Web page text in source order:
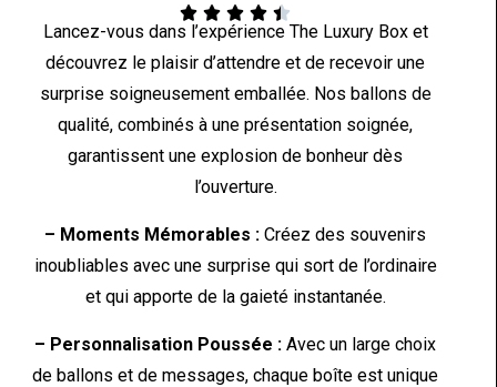
    
Lancez-vous dans l’expérience The Luxury Box et
découvrez le plaisir d’attendre et de recevoir une
surprise soigneusement emballée. Nos ballons de
qualité, combinés à une présentation soignée,
garantissent une explosion de bonheur dès
l’ouverture.
– Moments Mémorables : Créez des souvenirs
inoubliables avec une surprise qui sort de l’ordinaire
et qui apporte de la gaieté instantanée.
– Personnalisation Poussée : Avec un large choix
de ballons et de messages, chaque boîte est unique